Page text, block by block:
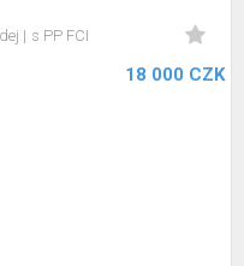
s PP FCI
18 000 CZK